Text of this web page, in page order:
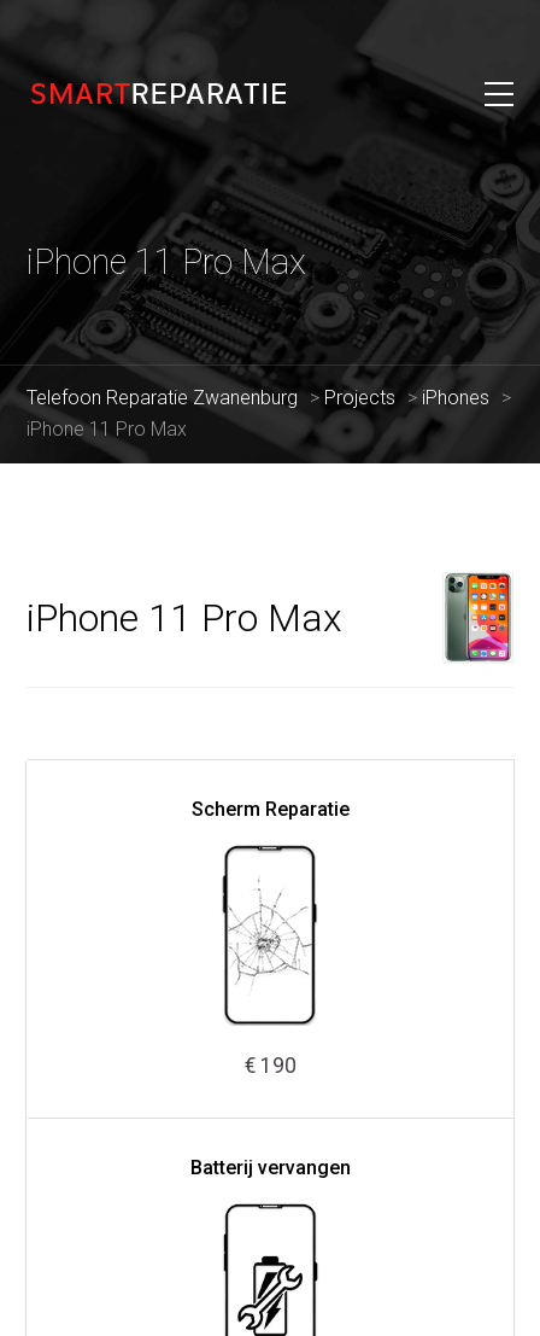
iPhone 11 Pro Max
Telefoon Reparatie Zwanenburg > Projects > iPhones
>
iPhone 11 Pro Max
iPhone 11 Pro Max
Scherm Reparatie
€ 190
Batterij vervangen